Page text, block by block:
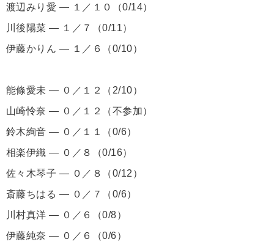
渡辺みり愛 ― １／１０（0/14）
川後陽菜 ― １／７（0/11）
伊藤かりん ― １／６（0/10）
能條愛未 ― ０／１２（2/10）
山崎怜奈 ― ０／１２（不参加）
鈴木絢音 ― ０／１１（0/6）
相楽伊織 ― ０／８（0/16）
佐々木琴子 ― ０／８（0/12）
斎藤ちはる ― ０／７（0/6）
川村真洋 ― ０／６（0/8）
伊藤純奈 ― ０／６（0/6）